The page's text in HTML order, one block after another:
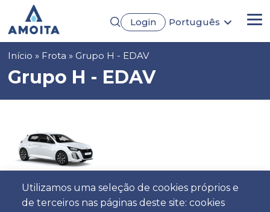
conteúdo
principal
Login
Português
Utilizamos uma seleção de cookies próprios e
de terceiros nas páginas deste site: cookies
Navegação
estrutural
Início Frota Grupo H - EDAV
Grupo H - EDAV